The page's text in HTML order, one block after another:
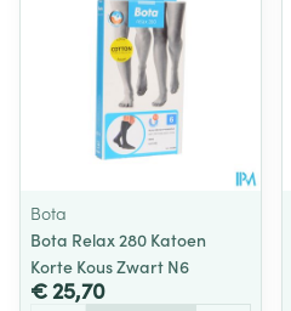
Bota
Bota Relax 280 Katoen
Korte Kous Zwart N6
€ 25,70